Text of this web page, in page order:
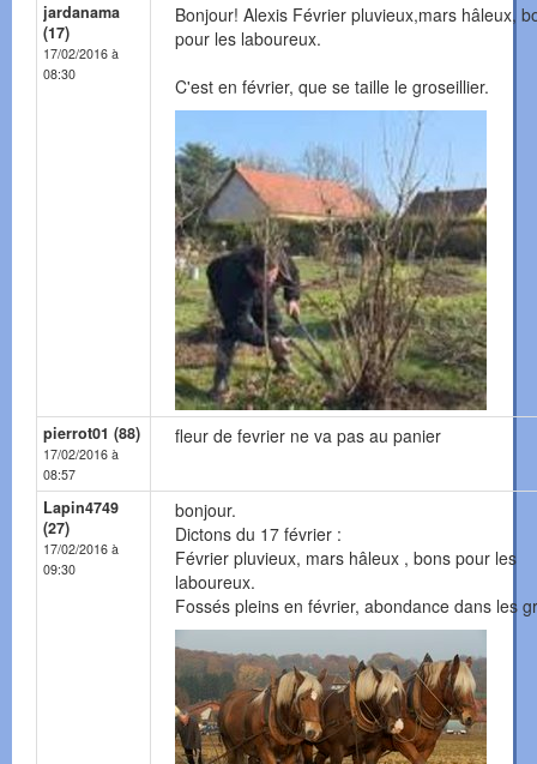
jardanama
(17)
17/02/2016 à
08:30
Bonjour! Alexis Février pluvieux,mars hâleux,
pour les laboureux.
C'est en février, que se taille le groseillier.
pierrot01 (88)
17/02/2016 à
08:57
fleur de fevrier ne va pas au panier
Lapin4749
(27)
17/02/2016 à
09:30
bonjour.
Dictons du 17 février :
Février pluvieux, mars hâleux , bons pour les
laboureux.
Fossés pleins en février, abondance dans les